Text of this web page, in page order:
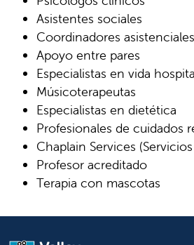
Asistentes sociales
Coordinadores asistenciales
Apoyo entre pares
Especialistas en vida
Músicoterapeutas
Especialistas en dietética
Profesionales de cuidados
Chaplain Services
Profesor acreditado
Terapia con mascotas